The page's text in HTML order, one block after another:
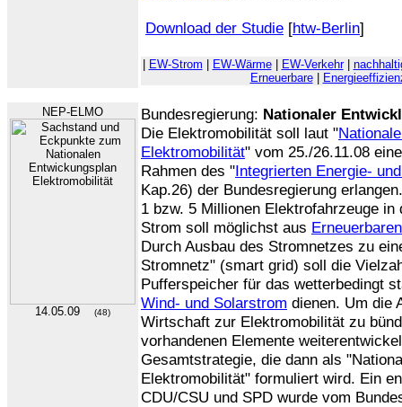
Download der Studie [htw-Berlin]
EW-Strom EW-Wärme| EW-Verkehr|
Erneuerbare|
NEP-ELMO
14.05.09 (48)
Bundesregierung: Nationaler
Die Elektromobilität soll laut "
Elektromobilität" vom 25./26.11.08
Rahmen des "Integrierten Energie-
Kap.26) der Bundesregierung
1 bzw. 5 Millionen Elektrofahrzeuge
Strom soll möglichst aus
Durch Ausbau des Stromnetzes zu
Stromnetz" (smart grid) soll die
Pufferspeicher für das wetterbedingt
Wind- und Solarstrom dienen. Um die
Wirtschaft zur Elektromobilität zu
vorhandenen Elemente
Gesamtstrategie, die dann als
Elektromobilität" formuliert wird. Ein
CDU/CSU und SPD wurde vom